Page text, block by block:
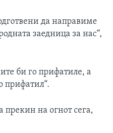
да направиме
заедница за нас“,
би го прифатиле, а
прифатил“.
прекин на огнот сега,